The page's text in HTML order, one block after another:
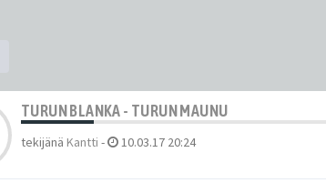
TURUN BLANKA - TURUN MAUNU
tekijänä Kantti - 10.03.17 20:24